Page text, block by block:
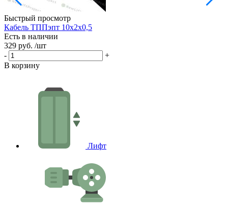
Быстрый просмотр
Кабель ТППэпт 10х2х0,5
Есть в наличии
329 руб. /шт
-
+
В корзину
Лифт